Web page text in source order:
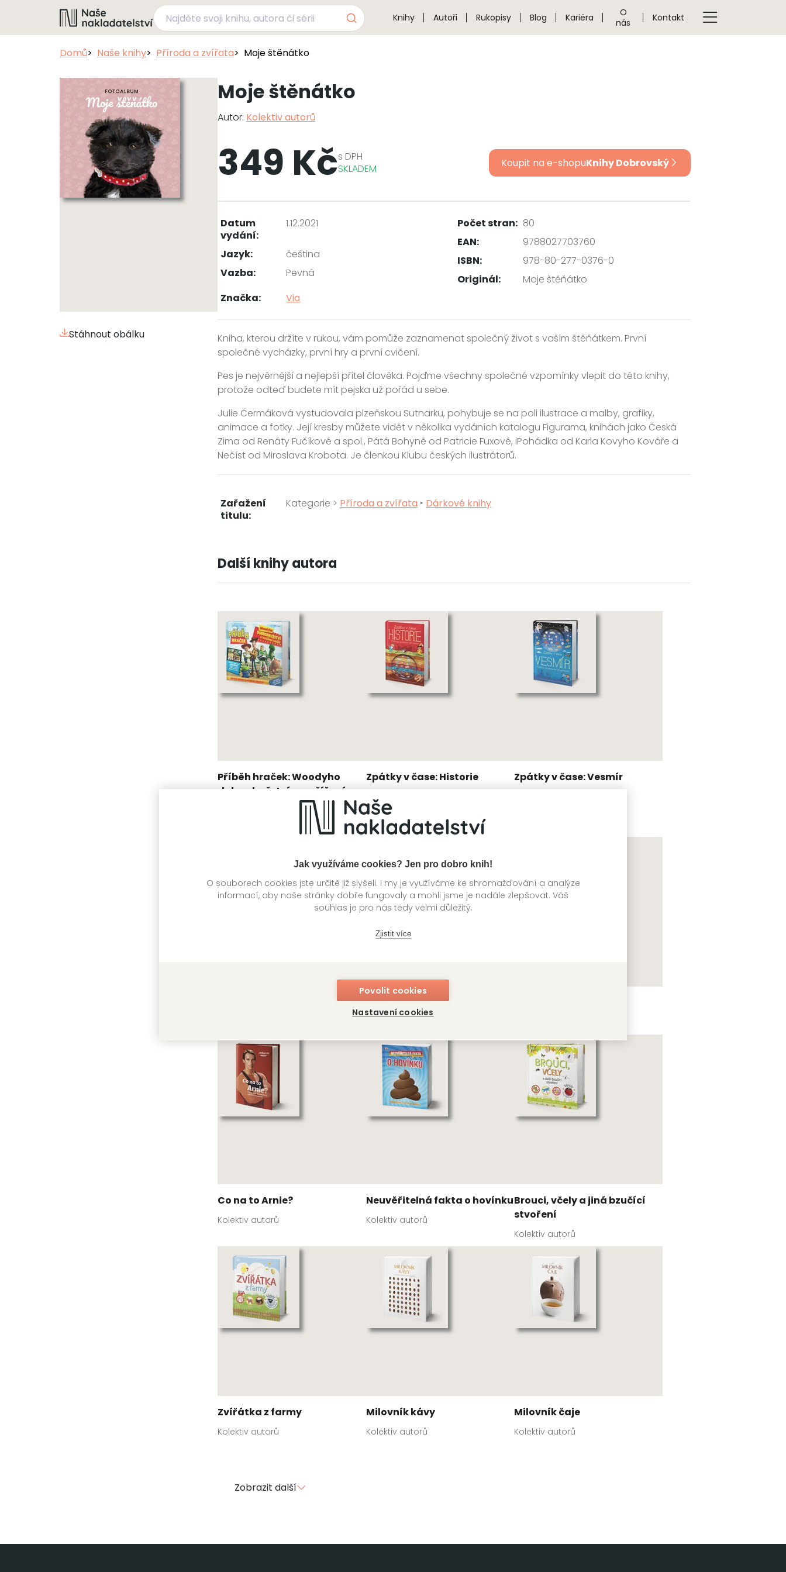
Jak využíváme cookies? Jen pro dobro knih!
O souborech cookies jste určitě již slyšeli. I my je využíváme ke shromažďování a analýze
informací, aby naše stránky dobře fungovaly a mohli jsme je nadále zlepšovat. Váš
souhlas je pro nás tedy velmi důležitý.
Zjistit více
Povolit cookies
Nastavení cookies
Knihy Autoři Rukopisy Blog Kariéra
O
nás
Kontakt
Domů Naše knihy Příroda a zvířata Moje štěnátko
Stáhnout obálku
Moje štěnátko
Autor: Kolektiv autorů
349 Kčs DPH
SKLADEM
Koupit na e-shopuKnihy Dobrovský
Datum
vydání:
1.12.2021
Jazyk:
čeština
Vazba:
Pevná
Počet stran: 80
EAN:
9788027703760
ISBN:
978-80-277-0376-0
Originál:
Moje štěňátko
Značka:
Via
Kniha, kterou držíte v rukou, vám pomůže zaznamenat společný život s vaším štěňátkem. První
společné vycházky, první hry a první cvičení.
Pes je nejvěrnější a nejlepší přítel člověka. Pojďme všechny společné vzpomínky vlepit do této knihy,
protože odteď budete mít pejska už pořád u sebe.
Julie Čermáková vystudovala plzeňskou Sutnarku, pohybuje se na poli ilustrace a malby, grafiky,
animace a fotky. Její kresby můžete vidět v několika vydáních katalogu Figurama, knihách jako Česká
Zima od Renáty Fučíkové a spol., Pátá Bohyně od Patricie Fuxové, iPohádka od Karla Kovyho Kováře a
Nečíst od Miroslava Krobota. Je členkou Klubu českých ilustrátorů.
Zařažení
titulu:
Kategorie > Příroda a zvířata ‣ Dárkové knihy
Další knihy autora
Příběh hraček: Woodyho
dobrodružství v rozšířené
Zpátky v čase: Historie
Kolektiv autorů
Zpátky v čase: Vesmír
Ledové království II.
Co na to Arnie?
Kolektiv autorů
Neuvěřitelná fakta o hovínku
Kolektiv autorů
Brouci, včely a jiná bzučící
stvoření
Kolektiv autorů
Zvířátka z farmy
Kolektiv autorů
Milovník kávy
Kolektiv autorů
Milovník čaje
Kolektiv autorů
Zobrazit další